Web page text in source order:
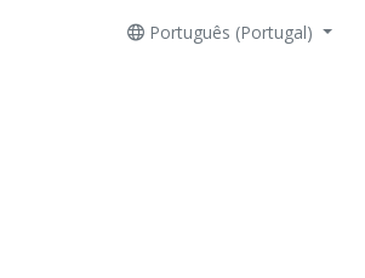
Português (Portugal)